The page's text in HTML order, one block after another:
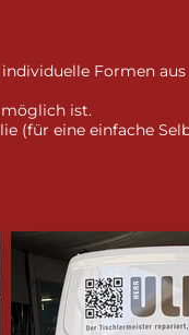
Formen
ist.
(für eine einfache